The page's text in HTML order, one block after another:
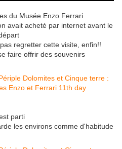
du Musée Enzo Ferrari
avait acheté par internet avant le
regretter cette visite, enfin!!
faire offrir des souvenirs
parti
les environs comme d'habitude